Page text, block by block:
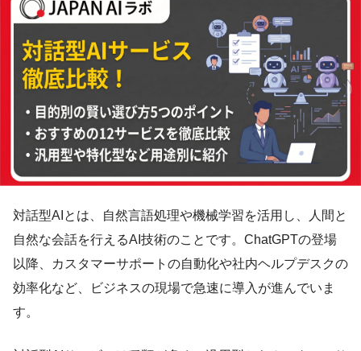
対話型AIとは、自然言語処理や機械学習を活用し、人間と
自然な会話を行えるAI技術のことです。ChatGPTの登場
以降、カスタマーサポートの自動化や社内ヘルプデスクの
効率化など、ビジネスの現場で急速に導入が進んでいま
す。